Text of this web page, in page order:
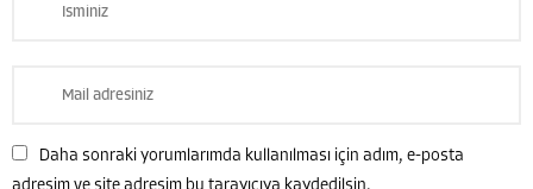
Daha sonraki yorumlarımda kullanılması için adım, e-posta
Cevap Yaz